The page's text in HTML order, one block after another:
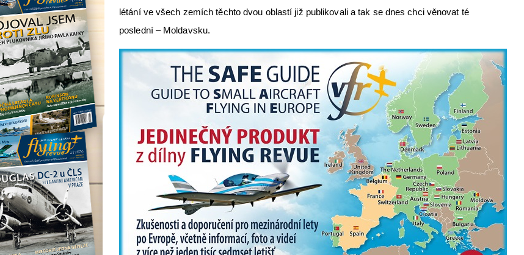
létání ve všech zemích těchto dvou oblastí již publikovali a tak se dnes chci věnovat té
poslední – Moldavsku.